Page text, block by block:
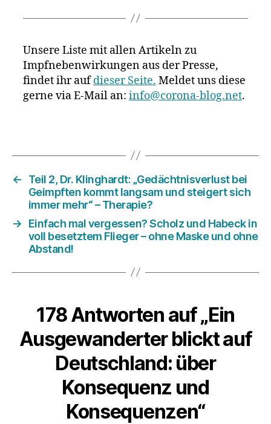
Unsere Liste mit allen Artikeln zu
Impfnebenwirkungen aus der Presse,
findet ihr aufdieser Seite. Meldet uns diese
gerne via E-Mail an: info@corona-blog.net.
←
Teil 2, Dr. Klinghardt: „Gedächtnisverlust bei
Geimpften kommt langsam und steigert sich
immer mehr“ – Therapie?
→
Einfach mal vergessen? Scholz und Habeck in
voll besetztem Flieger – ohne Maske und ohne
Abstand!
178 Antworten auf „Ein
Ausgewanderter blickt auf
Deutschland: über
Konsequenz und
Konsequenzen“